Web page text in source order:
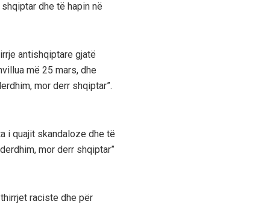
dhe të hapin në
antishqiptare gjatë
më 25 mars, dhe
mor derr shqiptar”.
i quajit skandaloze dhe të
mor derr shqiptar”
raciste dhe për